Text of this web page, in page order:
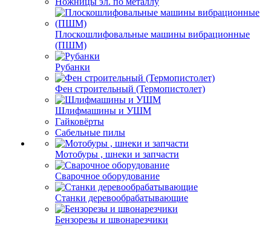
Плоскошлифовальные машины вибрационные
(ПШМ)
Рубанки
Фен строительный (Термопистолет)
Шлифмашины и УШМ
Гайковёрты
Сабельные пилы
Мотобуры , шнеки и запчасти
Сварочное оборудование
Станки деревообрабатывающие
Бензорезы и швонарезчики